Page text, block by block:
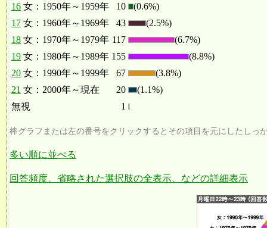
16 女：1950年～1959年 10
(0.6%)
17 女：1960年～1969年 43
(2.5%)
18 女：1970年～1979年 117
(6.7%)
19 女：1980年～1989年 155
(8.8%)
20 女：1990年～1999年 67
(3.8%)
21 女：2000年～現在 20
(1.1%)
無視
1
棒グラフまたは左の番号をクリックするとその項目を元にしたしっ
多い順に並べる
回答頻度、省略された選択肢の全表示、などの詳細表示